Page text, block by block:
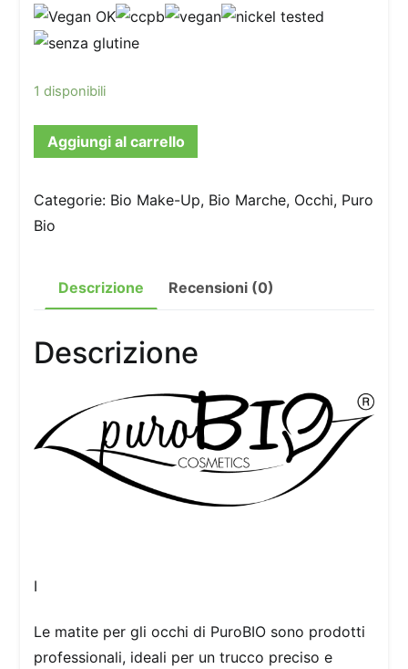
1 disponibili
Aggiungi al carrello
Categorie: Bio Make-Up, Bio Marche, Occhi, Puro
Bio
Descrizione Recensioni (0)
Descrizione
I
Le matite per gli occhi di PuroBIO sono prodotti
professionali, ideali per un trucco preciso e